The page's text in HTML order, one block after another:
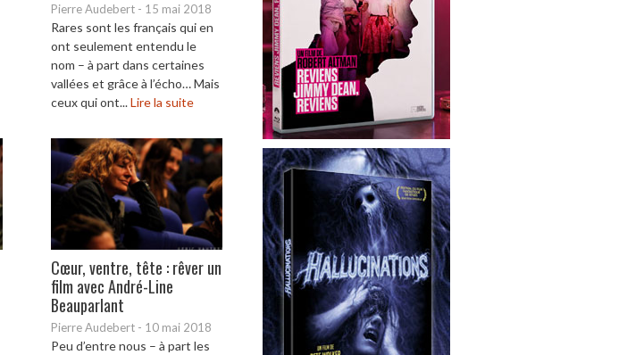
Pierre Audebert - 15 mai 2018
Rares sont les français qui en
ont seulement entendu le
nom – à part dans certaines
vallées et grâce à l’écho… Mais
ceux qui ont...Lire la suite
Cœur, ventre, tête : rêver un
film avec André-Line
Beauparlant
Pierre Audebert - 10 mai 2018
Peu d’entre nous – à part les